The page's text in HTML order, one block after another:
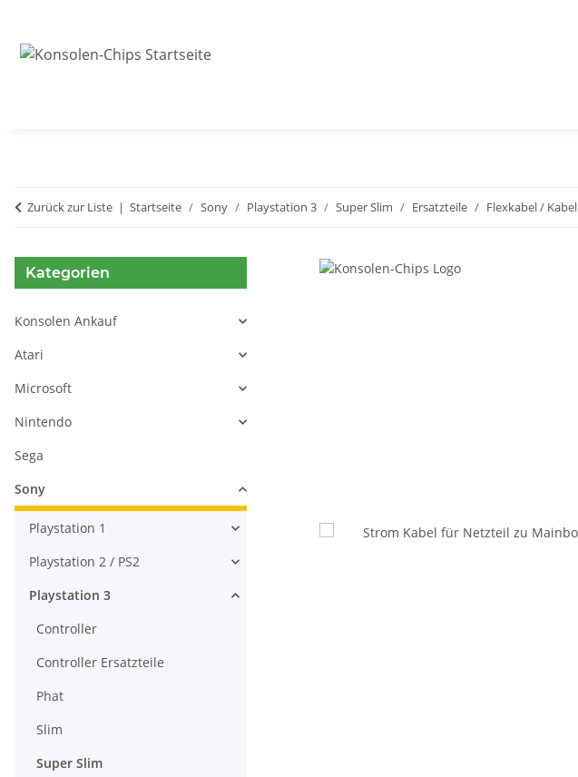
Zurück zur Liste Startseite Sony Playstation 3 Super Slim Ersatzteile Flexkabel / Kabel
Kategorien
Konsolen Ankauf
Atari
Microsoft
Nintendo
Sega
Sony
Playstation 1
Playstation 2 / PS2
Playstation 3
Controller
Controller Ersatzteile
Phat
Slim
Super Slim